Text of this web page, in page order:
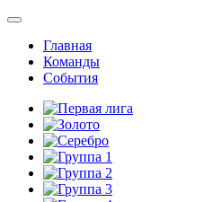
Главная
Команды
События